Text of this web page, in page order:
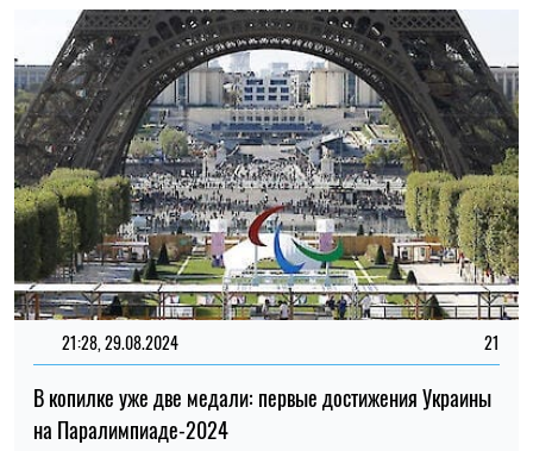
21:28, 29.08.2024 21
В копилке уже две медали: первые достижения Украины
на Паралимпиаде-2024